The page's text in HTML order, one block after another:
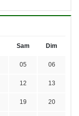
Sam Dim
05 06
12 13
19 20